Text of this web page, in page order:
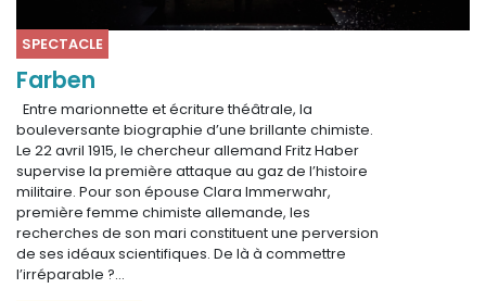
SPECTACLE
Farben
Entre marionnette et écriture théâtrale, la
bouleversante biographie d’une brillante chimiste.
Le 22 avril 1915, le chercheur allemand Fritz Haber
supervise la première attaque au gaz de l’histoire
militaire. Pour son épouse Clara Immerwahr,
première femme chimiste allemande, les
recherches de son mari constituent une perversion
de ses idéaux scientifiques. De là à commettre
l’irréparable ?…